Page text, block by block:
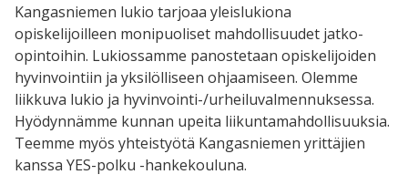
Kangasniemen lukio tarjoaa yleislukiona
opiskelijoilleen monipuoliset mahdollisuudet jatko-
opintoihin. Lukiossamme panostetaan opiskelijoiden
hyvinvointiin ja yksilölliseen ohjaamiseen. Olemme
liikkuva lukio ja hyvinvointi-/urheiluvalmennuksessa.
Hyödynnämme kunnan upeita liikuntamahdollisuuksia.
Teemme myös yhteistyötä Kangasniemen yrittäjien
kanssa YES-polku -hankekouluna.